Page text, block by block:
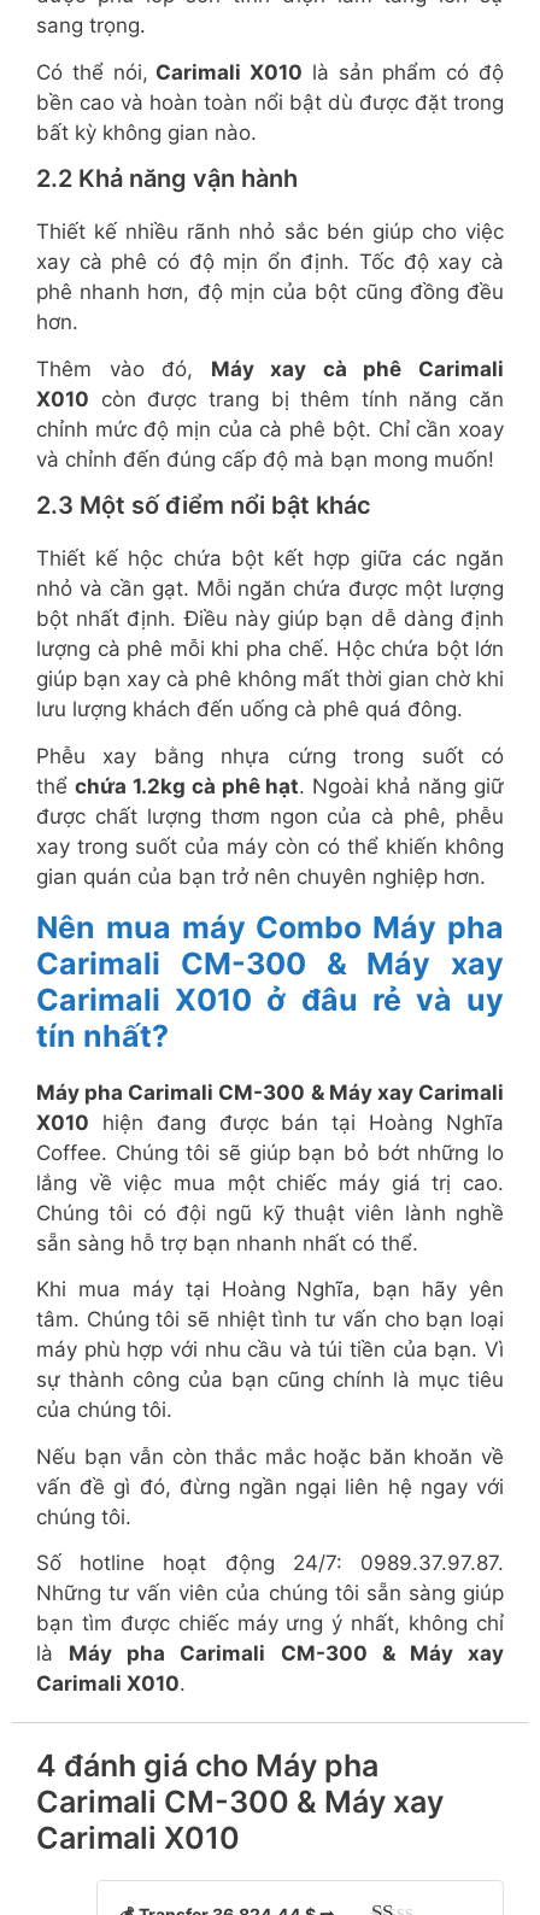
sang trọng.
Có thể nói, Carimali X010 là sản phẩm có độ
bền cao và hoàn toàn nổi bật dù được đặt trong
bất kỳ không gian nào.
2.2 Khả năng vận hành
Thiết kế nhiều rãnh nhỏ sắc bén giúp cho việc
xay cà phê có độ mịn ổn định. Tốc độ xay cà
phê nhanh hơn, độ mịn của bột cũng đồng đều
hơn.
Thêm vào đó, Máy xay cà phê Carimali
X010 còn được trang bị thêm tính năng căn
chỉnh mức độ mịn của cà phê bột. Chỉ cần xoay
và chỉnh đến đúng cấp độ mà bạn mong muốn!
2.3 Một số điểm nổi bật khác
Thiết kế hộc chứa bột kết hợp giữa các ngăn
nhỏ và cần gạt. Mỗi ngăn chứa được một lượng
bột nhất định. Điều này giúp bạn dễ dàng định
lượng cà phê mỗi khi pha chế. Hộc chứa bột lớn
giúp bạn xay cà phê không mất thời gian chờ khi
lưu lượng khách đến uống cà phê quá đông.
Phễu xay bằng nhựa cứng trong suốt có
thể chứa 1.2kg cà phê hạt. Ngoài khả năng giữ
được chất lượng thơm ngon của cà phê, phễu
xay trong suốt của máy còn có thể khiến không
gian quán của bạn trở nên chuyên nghiệp hơn.
Nên mua máy Combo Máy pha
Carimali CM-300 & Máy xay
Carimali X010 ở đâu rẻ và uy
tín nhất?
Máy pha Carimali CM-300 & Máy xay Carimali
X010 hiện đang được bán tại Hoàng Nghĩa
Coffee. Chúng tôi sẽ giúp bạn bỏ bớt những lo
lắng về việc mua một chiếc máy giá trị cao.
Chúng tôi có đội ngũ kỹ thuật viên lành nghề
sẵn sàng hỗ trợ bạn nhanh nhất có thể.
Khi mua máy tại Hoàng Nghĩa, bạn hãy yên
tâm. Chúng tôi sẽ nhiệt tình tư vấn cho bạn loại
máy phù hợp với nhu cầu và túi tiền của bạn. Vì
sự thành công của bạn cũng chính là mục tiêu
của chúng tôi.
Nếu bạn vẫn còn thắc mắc hoặc băn khoăn về
vấn đề gì đó, đừng ngần ngại liên hệ ngay với
chúng tôi.
Số hotline hoạt động 24/7: 0989.37.97.87.
Những tư vấn viên của chúng tôi sẵn sàng giúp
bạn tìm được chiếc máy ưng ý nhất, không chỉ
là Máy pha Carimali CM-300 & Máy xay
Carimali X010.
4 đánh giá cho Máy pha
Carimali CM-300 & Máy xay
Carimali X010